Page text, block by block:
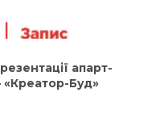
апарт-
Буд»